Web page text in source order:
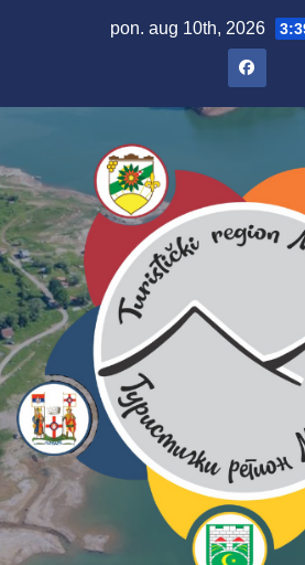
pon. aug 10th, 2026